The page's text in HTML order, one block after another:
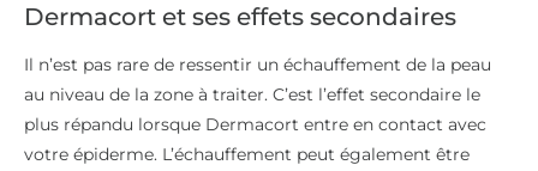
Dermacort et ses effets secondaires
Il n’est pas rare de ressentir un échauffement de la peau
au niveau de la zone à traiter. C’est l’effet secondaire le
plus répandu lorsque Dermacort entre en contact avec
votre épiderme. L’échauffement peut également être